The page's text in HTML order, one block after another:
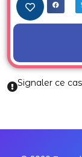
Signaler ce